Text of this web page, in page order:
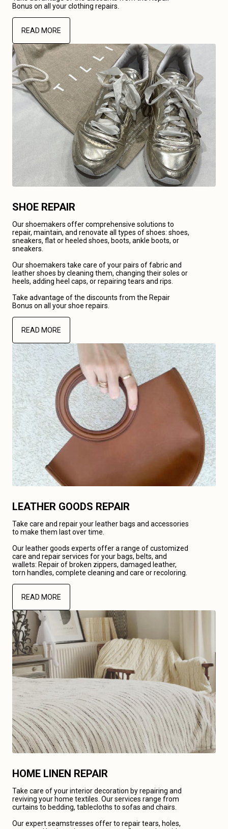
Bonus on all your clothing repairs.
READ MORE
SHOE REPAIR
Our shoemakers offer comprehensive solutions to
repair, maintain, and renovate all types of shoes: shoes,
sneakers, flat or heeled shoes, boots, ankle boots, or
sneakers.
Our shoemakers take care of your pairs of fabric and
leather shoes by cleaning them, changing their soles or
heels, adding heel caps, or repairing tears and rips.
Take advantage of the discounts from the Repair
Bonus on all your shoe repairs.
READ MORE
LEATHER GOODS REPAIR
Take care and repair your leather bags and accessories
to make them last over time.
Our leather goods experts offer a range of customized
care and repair services for your bags, belts, and
wallets: Repair of broken zippers, damaged leather,
torn handles, complete cleaning and care or recoloring.
READ MORE
HOME LINEN REPAIR
Take care of your interior decoration by repairing and
reviving your home textiles. Our services range from
curtains to bedding, tablecloths to sofas and chairs.
Our expert seamstresses offer to repair tears, holes,